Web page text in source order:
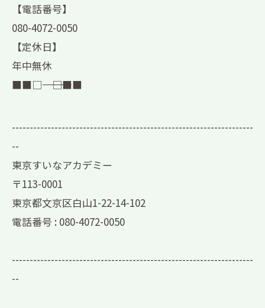
【電話番号】
080-4072-0050
【定休日】
年中無休
■■□―――――――――――――――――――□■■
--------------------------------------------------------------------
--
東京すいなアカデミー
〒113-0001
東京都文京区白山1-22-14-102
電話番号 : 080-4072-0050
--------------------------------------------------------------------
--